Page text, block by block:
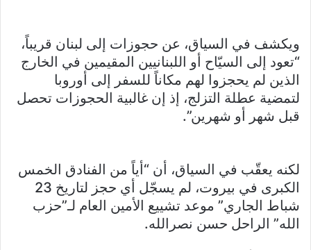
ويكشف في السياق، عن حجوزات إلى لبنان قريباً،
“تعود إلى السيّاح أو اللبنانيين المقيمين في الخارج
الذين لم يحجزوا لهم مكاناً للسفر إلى أوروبا
لتمضية عطلة التزلج، إذ إن غالبية الحجوزات تحصل
قبل شهر أو شهرين”.
لكنه يعقّب في السياق، أن “أياً من الفنادق الخمس
الكبرى في بيروت، لم يسجّل أي حجز لتاريخ 23
شباط الجاري” موعد تشييع الأمين العام لـ”حزب
الله” الراحل حسن نصرالله.